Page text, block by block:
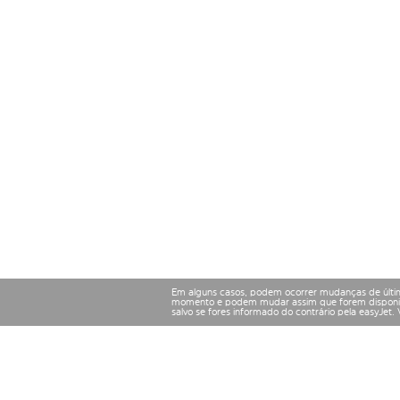
Em alguns casos, podem ocorrer mudanças de
momento e podem mudar assim que forem
salvo se fores informado do contrário pela easyJet.